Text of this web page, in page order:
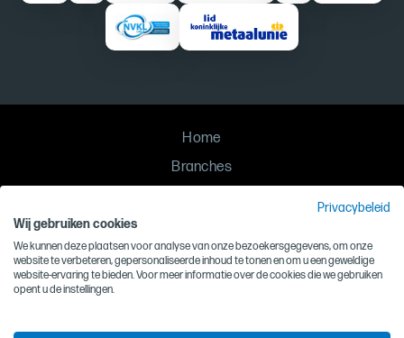
Home
Branches
Privacy
Algemene voorwaarden
Privacybeleid
Wij gebruiken cookies
We kunnen deze plaatsen voor analyse van onze bezoekersgegevens, om onze
website te verbeteren, gepersonaliseerde inhoud te tonen en om u een geweldige
website-ervaring te bieden. Voor meer informatie over de cookies die we gebruiken
opent u de instellingen.